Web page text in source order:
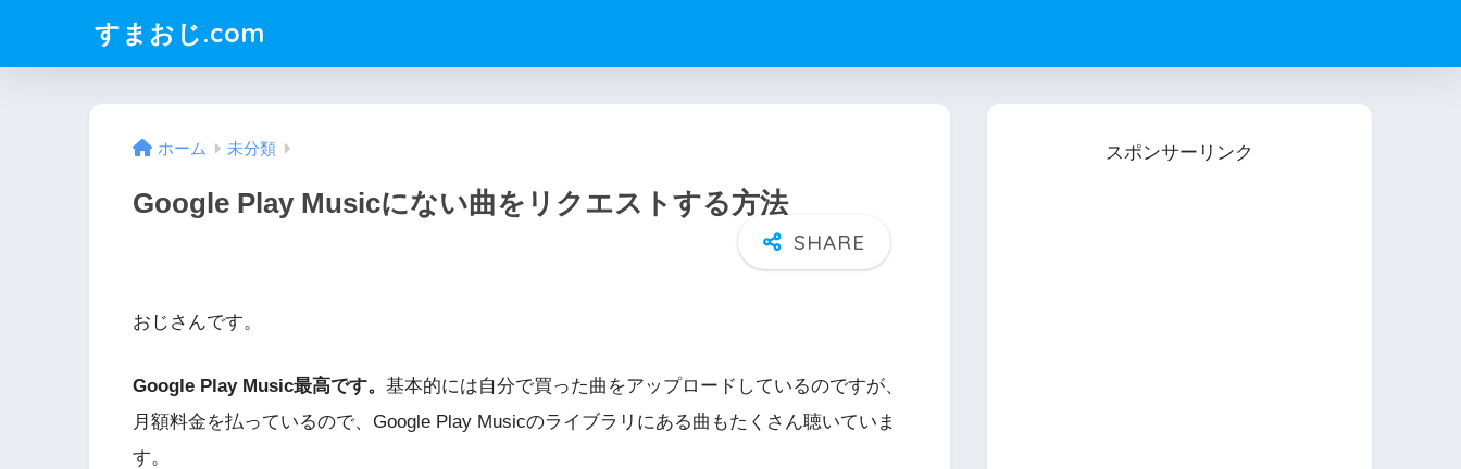
すまおじ.com
ホーム 未分類
Google Play Musicにない曲をリクエストする方法
おじさんです。
Google Play Music最高です。 基本的には自分で買った曲をアップロードしているのですが、
月額料金を払っているので、Google Play Musicのライブラリにある曲もたくさん聴いていま
す。
スポンサーリンク